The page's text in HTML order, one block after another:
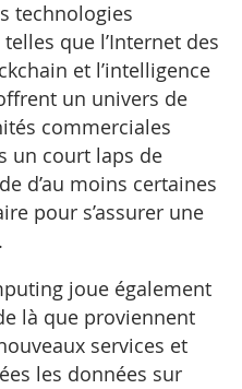
technologies
que l’Internet des
et l’intelligence
un univers de
commerciales
un court laps de
d’au moins certaines
pour s’assurer une
joue également
là que proviennent
services et
les données sur